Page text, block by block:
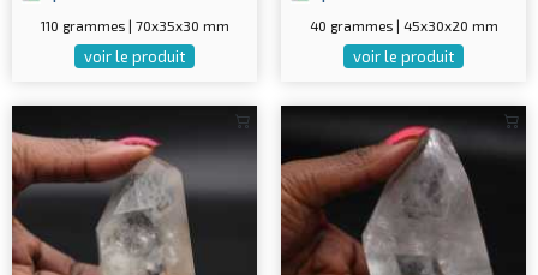
110 grammes | 70x35x30 mm
voir le produit
40 grammes | 45x30x20 mm
voir le produit